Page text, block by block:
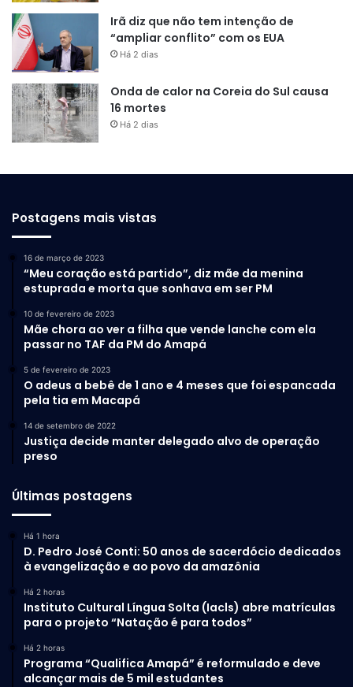
Irã diz que não tem intenção de
“ampliar conflito” com os EUA
Há 2 dias
Onda de calor na Coreia do Sul causa
16 mortes
Há 2 dias
Postagens mais vistas
16 de março de 2023
“Meu coração está partido”, diz mãe da menina
estuprada e morta que sonhava em ser PM
10 de fevereiro de 2023
Mãe chora ao ver a filha que vende lanche com ela
passar no TAF da PM do Amapá
5 de fevereiro de 2023
O adeus a bebê de 1 ano e 4 meses que foi espancada
pela tia em Macapá
14 de setembro de 2022
Justiça decide manter delegado alvo de operação
preso
Últimas postagens
Há 1 hora
D. Pedro José Conti: 50 anos de sacerdócio dedicados
à evangelização e ao povo da amazônia
Há 2 horas
Instituto Cultural Língua Solta (Iacls) abre matrículas
para o projeto “Natação é para todos”
Há 2 horas
Programa “Qualifica Amapá” é reformulado e deve
alcançar mais de 5 mil estudantes